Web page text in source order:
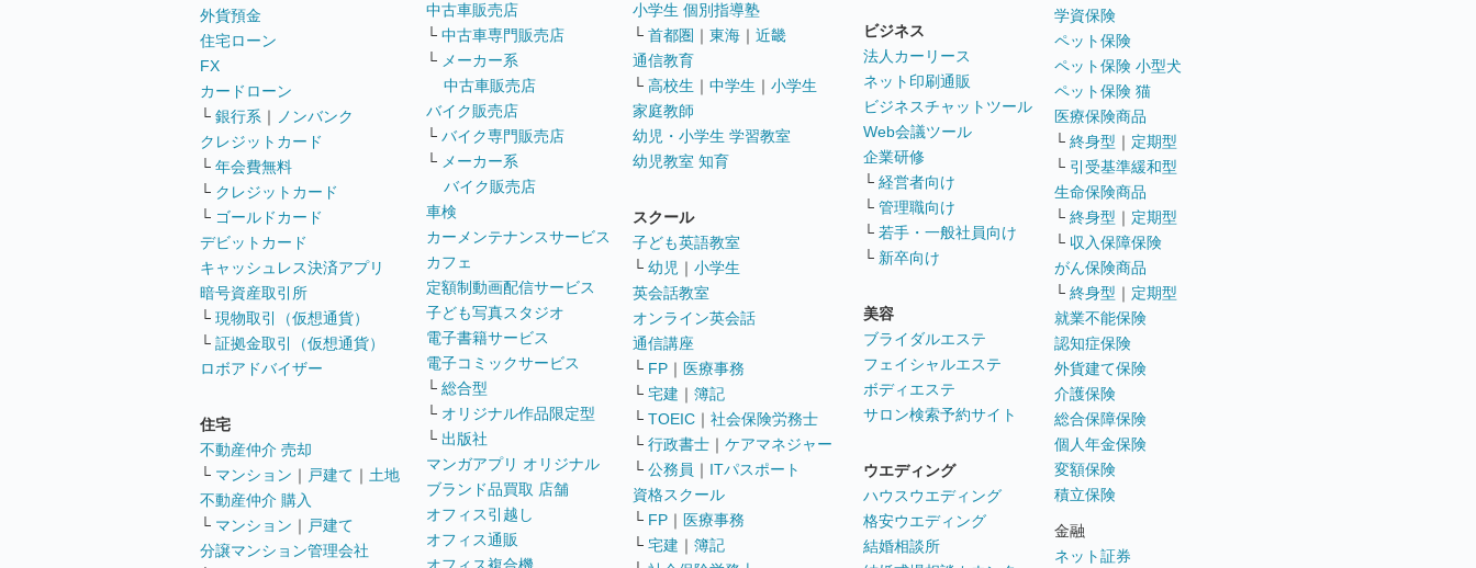
外貨預金
住宅ローン
FX
カードローン
└ 銀行系 ｜
ノンバンク
クレジットカード
└ 年会費無料
└ クレジットカード
└ ゴールドカード
デビットカード
キャッシュレス決済アプリ
暗号資産取引所
└ 現物取引（仮想通貨）
└ 証拠金取引（仮想通貨）
ロボアドバイザー
住宅
不動産仲介 売却
└ マンション ｜ 戸建て ｜ 土地
不動産仲介 購入
└ マンション ｜ 戸建て
分譲マンション管理会社
中古車販売店
└ 中古車専門販売店
└ メーカー系
中古車販売店
バイク販売店
└ バイク専門販売店
└ メーカー系
バイク販売店
車検
カーメンテナンスサービス
カフェ
定額制動画配信サービス
子ども写真スタジオ
電子書籍サービス
電子コミックサービス
└ 総合型
└ オリジナル作品限定型
└ 出版社
マンガアプリ オリジナル
ブランド品買取 店舗
オフィス引越し
オフィス通販
小学生 個別指導塾
└ 首都圏 ｜ 東海 ｜ 近畿
通信教育
└ 高校生 ｜ 中学生 ｜ 小学生
家庭教師
幼児・小学生 学習教室
幼児教室 知育
スクール
子ども英語教室
└ 幼児 ｜ 小学生
英会話教室
オンライン英会話
通信講座
└ FP ｜ 医療事務
└ 宅建 ｜ 簿記
└ TOEIC ｜ 社会保険労務士
└ 行政書士 ｜ ケアマネジャー
└ 公務員 ｜ ITパスポート
資格スクール
└ FP ｜ 医療事務
└ 宅建 ｜ 簿記
ビジネス
法人カーリース
ネット印刷通販
ビジネスチャットツール
Web会議ツール
企業研修
└ 経営者向け
└ 管理職向け
└ 若手・一般社員向け
└ 新卒向け
美容
ブライダルエステ
フェイシャルエステ
ボディエステ
サロン検索予約サイト
ウエディング
ハウスウエディング
格安ウエディング
結婚相談所
学資保険
ペット保険
ペット保険 小型犬
ペット保険 猫
医療保険商品
└ 終身型 ｜ 定期型
└ 引受基準緩和型
生命保険商品
└ 終身型 ｜ 定期型
└ 収入保障保険
がん保険商品
└ 終身型 ｜ 定期型
就業不能保険
認知症保険
外貨建て保険
介護保険
総合保障保険
個人年金保険
変額保険
積立保険
金融
ネット証券